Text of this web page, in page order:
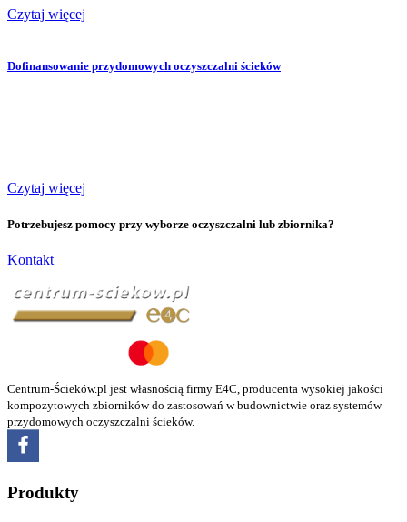
Czytaj więcej
Dofinansowanie przydomowych oczyszczalni ścieków
Czytaj więcej
Potrzebujesz pomocy przy wyborze oczyszczalni lub zbiornika?
Kontakt
Centrum-Ścieków.pl jest własnością firmy E4C, producenta wysokiej jakości
kompozytowych zbiorników do zastosowań w budownictwie oraz systemów
przydomowych oczyszczalni ścieków.
Produkty